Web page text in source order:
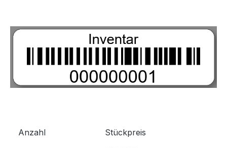
Anzahl Stückpreis